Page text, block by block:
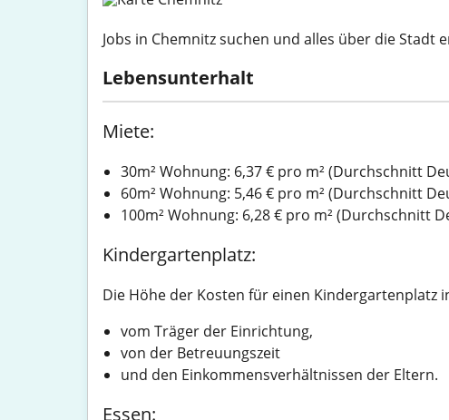
Jobs in Chemnitz suchen und alles über die Stadt
Lebensunterhalt
Miete:
30m² Wohnung: 6,37 € pro m² (Durchschnitt
60m² Wohnung: 5,46 € pro m² (Durchschnitt
100m² Wohnung: 6,28 € pro m² (Durchschnitt
Kindergartenplatz:
Die Höhe der Kosten für einen Kindergartenplatz
vom Träger der Einrichtung,
von der Betreuungszeit
und den Einkommensverhältnissen der Eltern.
Essen: